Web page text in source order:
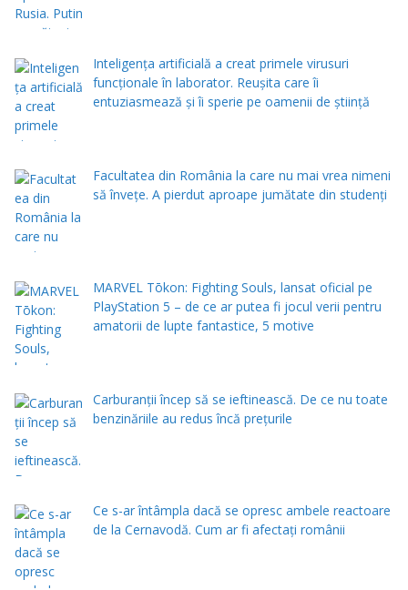
Inteligența artificială a creat primele virusuri
funcționale în laborator. Reușita care îi
entuziasmează și îi sperie pe oamenii de știință
Facultatea din România la care nu mai vrea nimeni
să înveţe. A pierdut aproape jumătate din studenţi
MARVEL Tōkon: Fighting Souls, lansat oficial pe
PlayStation 5 – de ce ar putea fi jocul verii pentru
amatorii de lupte fantastice, 5 motive
Carburanții încep să se ieftinească. De ce nu toate
benzinăriile au redus încă prețurile
Ce s-ar întâmpla dacă se opresc ambele reactoare
de la Cernavodă. Cum ar fi afectați românii